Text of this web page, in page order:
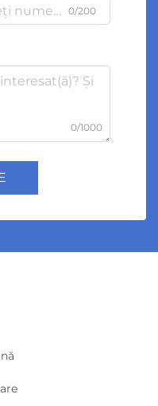
0/200
0/1000